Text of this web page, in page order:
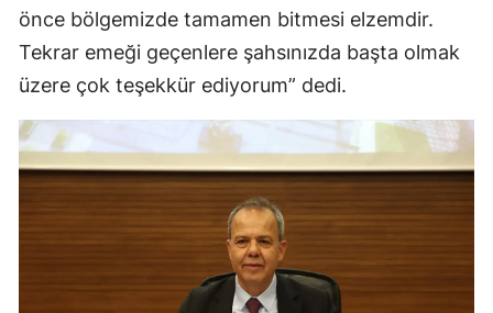
önce bölgemizde tamamen bitmesi elzemdir.
Tekrar emeği geçenlere şahsınızda başta olmak
üzere çok teşekkür ediyorum” dedi.